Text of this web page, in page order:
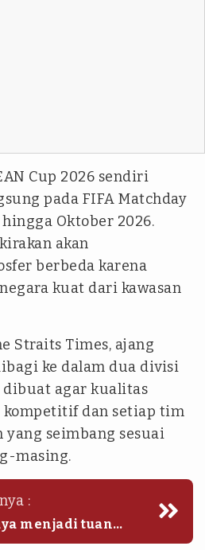
Cup 2026 sendiri
pada FIFA Matchday
Oktober 2026.
akan
berbeda karena
kuat dari kawasan
Straits Times, ajang
ke dalam dua divisi
agar kualitas
dan setiap tim
yang seimbang sesuai
masing.
:
menjadi tuan
dihuni negara-